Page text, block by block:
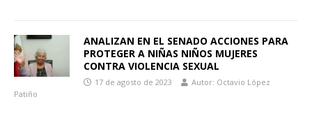
ANALIZAN EN EL SENADO ACCIONES PARA
PROTEGER A NIÑAS NIÑOS MUJERES
CONTRA VIOLENCIA SEXUAL
17 de agosto de 2023
Autor: Octavio López
Patiño